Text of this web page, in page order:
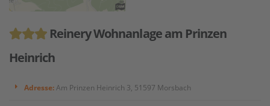
Reinery Wohnanlage am Prinzen
Heinrich
Adresse: Am Prinzen Heinrich 3, 51597 Morsbach